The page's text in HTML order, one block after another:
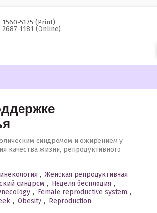
1560-5175 (Print)
2687-1181 (Online)
синдромом и ожирением у
качества жизни, репродуктивного
, Женская репродуктивная
синдром , Неделя бесплодия ,
, Female reproductive system ,
, Obesity , Reproduction